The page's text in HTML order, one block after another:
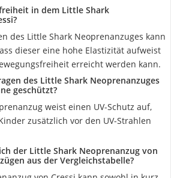
in dem Little Shark
des Little Shark Neoprenanzuges kann
dieser eine hohe Elastizität aufweist
erreicht werden kann.
des Little Shark Neoprenanzuges
geschützt?
weist einen UV-Schutz auf,
zusätzlich vor den UV-Strahlen
der Little Shark Neoprenanzug von
aus der Vergleichstabelle?